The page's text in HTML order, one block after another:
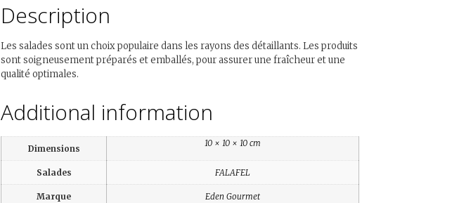
Description
Les salades sont un choix populaire dans les rayons des détaillants. Les produits
sont soigneusement préparés et emballés, pour assurer une fraîcheur et une
qualité optimales.
Additional information
Dimensions
10 × 10 × 10 cm
Salades FALAFEL
Marque Eden Gourmet